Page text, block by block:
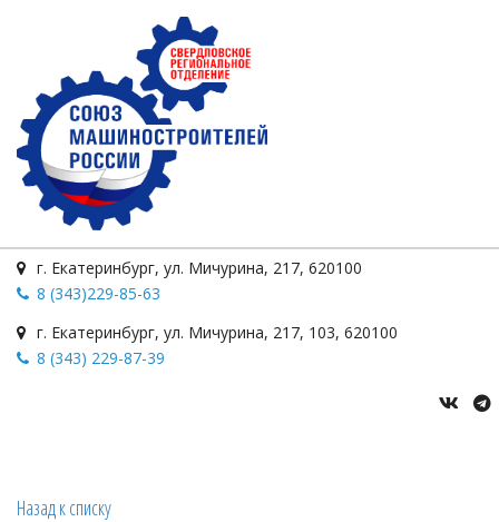
г. Екатеринбург, ул. Мичурина, 217, 620100
8 (343)229-85-63
г. Екатеринбург, ул. Мичурина, 217, 103, 620100
8 (343) 229-87-39
Назад к списку